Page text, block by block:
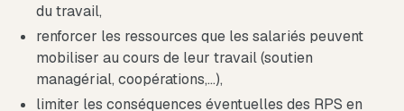
du travail,
renforcer les ressources que les salariés peuvent
mobiliser au cours de leur travail (soutien
managérial, coopérations,…),
limiter les conséquences éventuelles des RPS en